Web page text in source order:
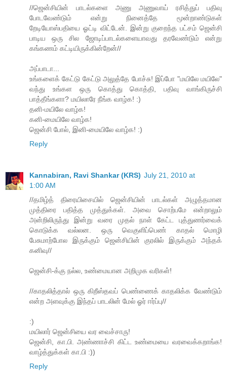
//ஜென்சியின் பாடல்களை அணு அணுவாய் ரசித்துப் பதிவு
போடவேண்டும் என்று நினைத்தே மூன்றாண்டுகள்
றேடியோஸ்பதியை ஓட்டி விட்டேன். இன்று குறைந்த பட்சம் ஜென்சி
பாடிய ஒரு சில ஜோடிப்பாடல்களையாவது தரவேண்டும் என்று
கங்கணம் கட்டியிருக்கின்றேன்//
அப்பாடா...
உங்களைக் கேட்டு கேட்டு அலுத்தே போச்சு! இப்போ "மயிலே மயிலே"
வந்து உங்கள ஒரு கொத்து கொத்தி, பதிவு வாங்கிருச்சி
பாத்தீங்களா? மயிலாரே நீங்க வாழ்க! :)
தனி-மயிலே வாழ்க!
கனி-மையிலே வாழ்க!
ஜென்சி போல், இனி-மையிலே வாழ்க! :)
Reply
Kannabiran, Ravi Shankar (KRS) July 21, 2010 at
1:00 AM
//தமிழ்த் திரையிசையில் ஜென்சியின் பாடல்கள் அழுத்தமான
முத்திரை பதித்த முத்துக்கள். அவை சொற்பமே என்றாலும்
அன்றிலிருந்து இன்று வரை முதல் நாள் கேட்ட புத்துணர்வைக்
கொடுக்க வல்லன. ஒரு வெகுளிப்பெண் காதல் மொழி
பேசுமாற்போல இருக்கும் ஜென்சியின் குரலில் இருக்கும் அந்தக்
கனிவு//
ஜென்சி-க்கு நல்ல, உண்மையான அறிமுக வரிகள்!
//காதலித்தால் ஒரு கிறீஸ்தவப் பெண்ணைக் காதலிக்க வேண்டும்
என்ற அளவுக்கு இந்தப் பாடலின் மேல் ஓர் ஈர்ப்பு//
:)
மயிலார் ஜென்சியை வர வைச்சாரு!
ஜென்சி, கா.பி. அண்ணாச்சி கிட்ட உண்மையை வரவைக்கறாங்க!
வாழ்த்துக்கள் கா.பி :))
Reply